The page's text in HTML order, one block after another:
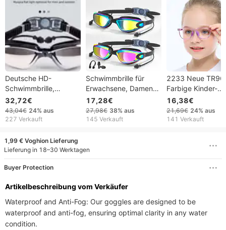
Deutsche HD-
Schwimmbrille,
wasserdicht,
beschlagfrei,
Korrektionsgläser,
neues Modell 2025,
professionelle
Schwimmbrille für
Erwachsene
32,72€
43,04€ 24% aus
227 Verkauft
Schwimmbrille für
Erwachsene, Damen
und Herren,
galvanisiert, HD,
wasserdicht,
Set, Schwimmkappe,
Nasenschutz
17,28€
27,98€ 38% aus
145 Verkauft
2233 Neue TR90
Farbige Kinder-
Grundschüler
Zweifarbige
Weiche Passende
16,38€
21,69€ 24% aus
141 Verkauft
1,99 € Voghion Lieferung
Lieferung in 18–30 Werktagen
Buyer Protection
Artikelbeschreibung vom Verkäufer
Waterproof and Anti-Fog: Our goggles are designed to be
waterproof and anti-fog, ensuring optimal clarity in any water
condition.